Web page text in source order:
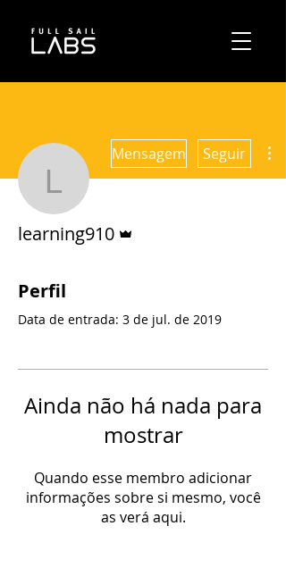
learning910
Mensagem Seguir
learning910
Perfil
Data de entrada: 3 de jul. de 2019
Ainda não há nada para
mostrar
Quando esse membro adicionar
informações sobre si mesmo, você
as verá aqui.